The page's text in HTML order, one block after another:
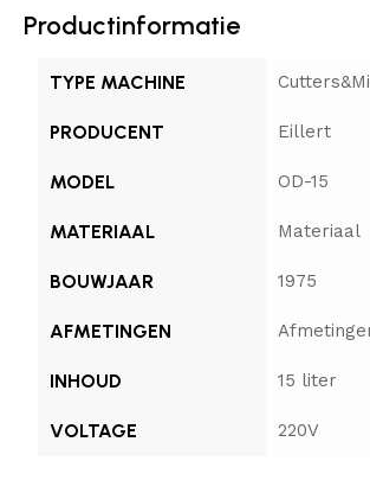
Productinformatie
TYPE MACHINE
PRODUCENT Eillert
MODEL OD-15
MATERIAAL Materiaal
BOUWJAAR 1975
AFMETINGEN
INHOUD 15 liter
VOLTAGE 220V